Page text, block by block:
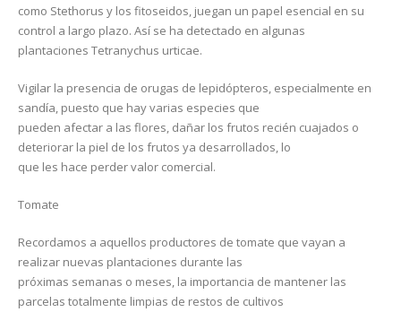
como Stethorus y los fitoseidos, juegan un papel esencial en su
control a largo plazo. Así se ha detectado en algunas
plantaciones Tetranychus urticae.
Vigilar la presencia de orugas de lepidópteros, especialmente en
sandía, puesto que hay varias especies que
pueden afectar a las flores, dañar los frutos recién cuajados o
deteriorar la piel de los frutos ya desarrollados, lo
que les hace perder valor comercial.
Tomate
Recordamos a aquellos productores de tomate que vayan a
realizar nuevas plantaciones durante las
próximas semanas o meses, la importancia de mantener las
parcelas totalmente limpias de restos de cultivos